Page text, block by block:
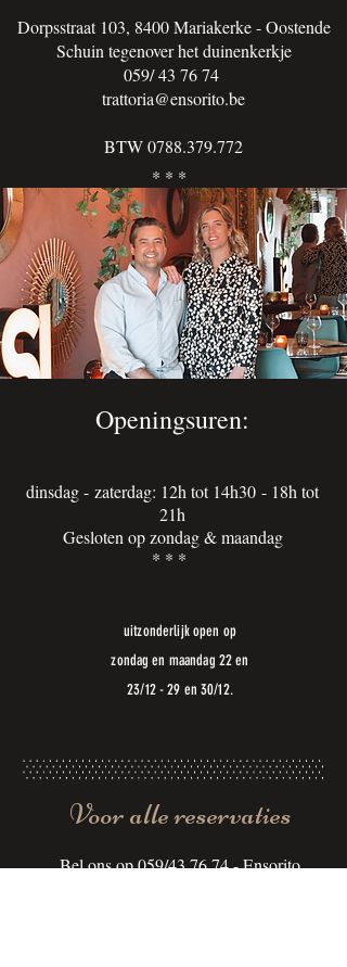
Dorpsstraat 103, 8400 Mariakerke - Oostende
Schuin tegenover het duinenkerkje
059/ 43 76 74
trattoria@ensorito.be
BTW0788.379.772
* * *
Openingsuren:
dinsdag - zaterdag: 12h tot 14h30 - 18h tot
21h
Gesloten op zondag & maandag
* * *
uitzonderlijk open op
zondag en maandag 22 en
23/12 - 29 en 30/12.
Voor alle reservaties
Bel ons op 059/43 76 74 - Ensorito